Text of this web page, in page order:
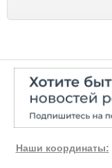
Наши координаты: